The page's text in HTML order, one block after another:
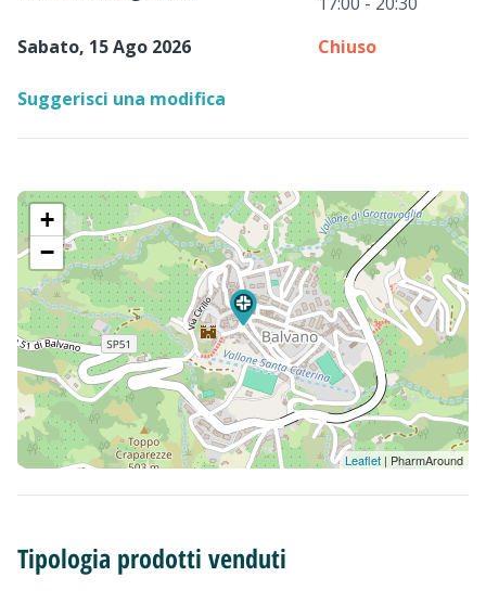
Sabato, 15 Ago 2026
Chiuso
Suggerisci una modifica
+
−
Leaflet | PharmAround
Tipologia prodotti venduti